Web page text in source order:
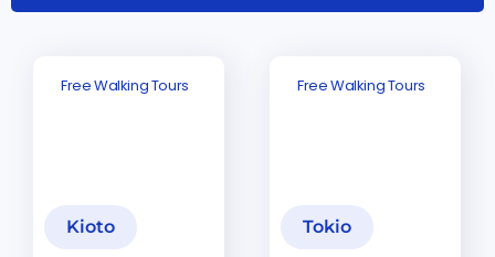
Free Walking Tours
Kioto
Free Walking Tours
Tokio